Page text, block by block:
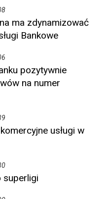
ma zdynamizować
Bankowe
pozytywnie
na numer
usługi w
superligi